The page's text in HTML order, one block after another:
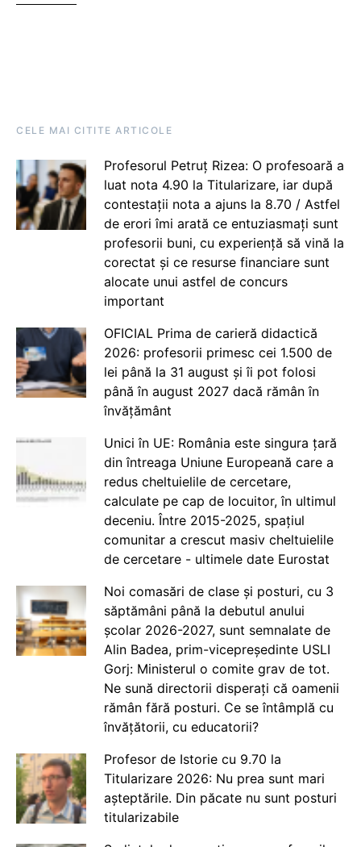
CELE MAI CITITE ARTICOLE
Profesorul Petruț Rizea: O profesoară a
luat nota 4.90 la Titularizare, iar după
contestații nota a ajuns la 8.70 / Astfel
de erori îmi arată ce entuziasmați sunt
profesorii buni, cu experiență să vină la
corectat și ce resurse financiare sunt
alocate unui astfel de concurs
important
OFICIAL Prima de carieră didactică
2026: profesorii primesc cei 1.500 de
lei până la 31 august și îi pot folosi
până în august 2027 dacă rămân în
învățământ
Unici în UE: România este singura țară
din întreaga Uniune Europeană care a
redus cheltuielile de cercetare,
calculate pe cap de locuitor, în ultimul
deceniu. Între 2015-2025, spațiul
comunitar a crescut masiv cheltuielile
de cercetare - ultimele date Eurostat
Noi comasări de clase și posturi, cu 3
săptămâni până la debutul anului
școlar 2026-2027, sunt semnalate de
Alin Badea, prim-vicepreședinte USLI
Gorj: Ministerul o comite grav de tot.
Ne sună directorii disperați că oamenii
rămân fără posturi. Ce se întâmplă cu
învățătorii, cu educatorii?
Profesor de Istorie cu 9.70 la
Titularizare 2026: Nu prea sunt mari
așteptările. Din păcate nu sunt posturi
titularizabile